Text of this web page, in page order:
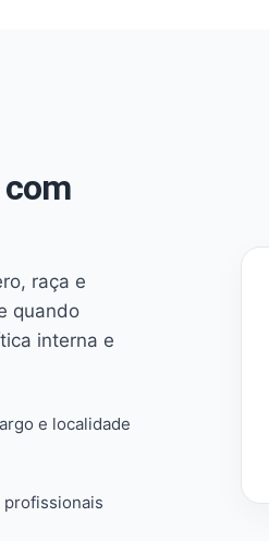
raça e
quando
interna e
e localidade